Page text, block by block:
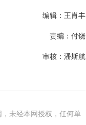
编辑：王肖丰
责编：付饶
审核：潘斯航
未经本网授权，任何单